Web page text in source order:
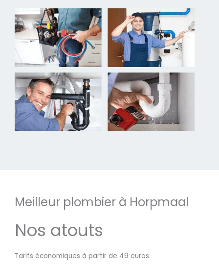
Meilleur plombier à Horpmaal
Nos atouts
Tarifs économiques à partir de 49 euros.